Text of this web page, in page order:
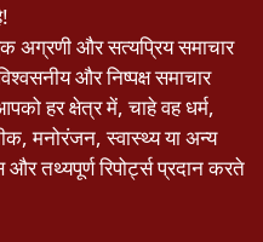
और सत्यप्रिय समाचार
और निष्पक्ष समाचार
हर क्षेत्र में, चाहे वह धर्म,
मनोरंजन, स्वास्थ्य या अन्य
तथ्यपूर्ण रिपोर्ट्स प्रदान करते